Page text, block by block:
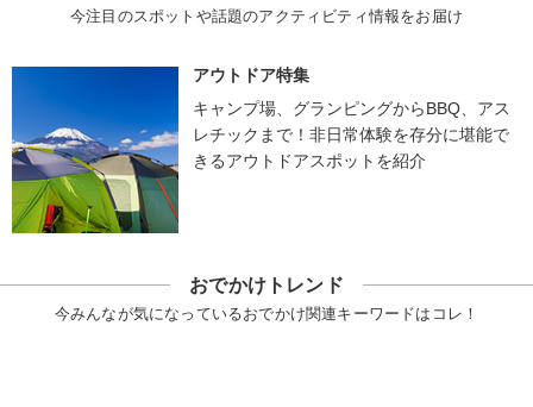
今注目のスポットや話題のアクティビティ情報をお届け
アウトドア特集
キャンプ場、グランピングからBBQ、アス
レチックまで！非日常体験を存分に堪能で
きるアウトドアスポットを紹介
おでかけトレンド
今みんなが気になっているおでかけ関連キーワードはコレ！